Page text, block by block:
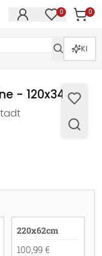
0 0
KI
- 120x34cm
220x62cm
100,99 €